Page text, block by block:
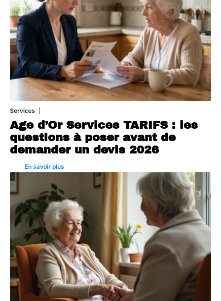
Services
Age d’Or Services TARIFS : les
questions à poser avant de
demander un devis 2026
En savoir plus